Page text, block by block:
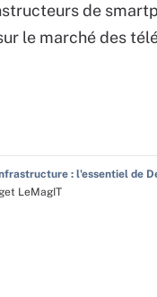
de
le marché des
: l'essentiel de
LeMagIT